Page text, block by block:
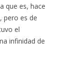
que es, hace
pero es de
el
infinidad de